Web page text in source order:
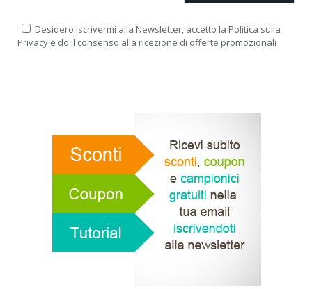
Desidero iscrivermi alla Newsletter, accetto la Politica sulla
Privacy e do il consenso alla ricezione di offerte promozionali